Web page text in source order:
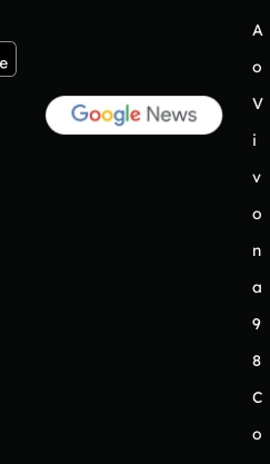
A
o
V
i
v
o
n
a
9
8
C
o